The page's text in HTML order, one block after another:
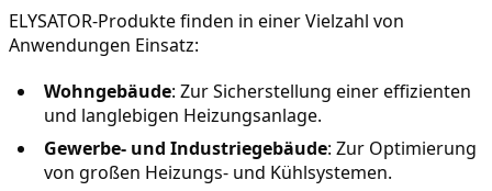
ELYSATOR-Produkte finden in einer Vielzahl von
Anwendungen Einsatz:
Wohngebäude: Zur Sicherstellung einer effizienten
und langlebigen Heizungsanlage.
Gewerbe- und Industriegebäude: Zur Optimierung
von großen Heizungs- und Kühlsystemen.